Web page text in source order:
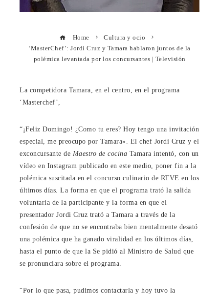
Home
Cultura y ocio
‘MasterChef’: Jordi Cruz y Tamara hablaron juntos de la
polémica levantada por los concursantes | Televisión
La competidora Tamara, en el centro, en el programa
‘Masterchef’,
“¡Feliz Domingo! ¿Como tu eres? Hoy tengo una invitación
especial, me preocupo por Tamara». El chef Jordi Cruz y el
exconcursante de Maestro de cocina Tamara intentó, con un
vídeo en Instagram publicado en este medio, poner fin a la
polémica suscitada en el concurso culinario de RTVE en los
últimos días. La forma en que el programa trató la salida
voluntaria de la participante y la forma en que el
presentador Jordi Cruz trató a Tamara a través de la
confesión de que no se encontraba bien mentalmente desató
una polémica que ha ganado viralidad en los últimos días,
hasta el punto de que la Se pidió al Ministro de Salud que
se pronunciara sobre el programa.
“Por lo que pasa, pudimos contactarla y hoy tuvo la